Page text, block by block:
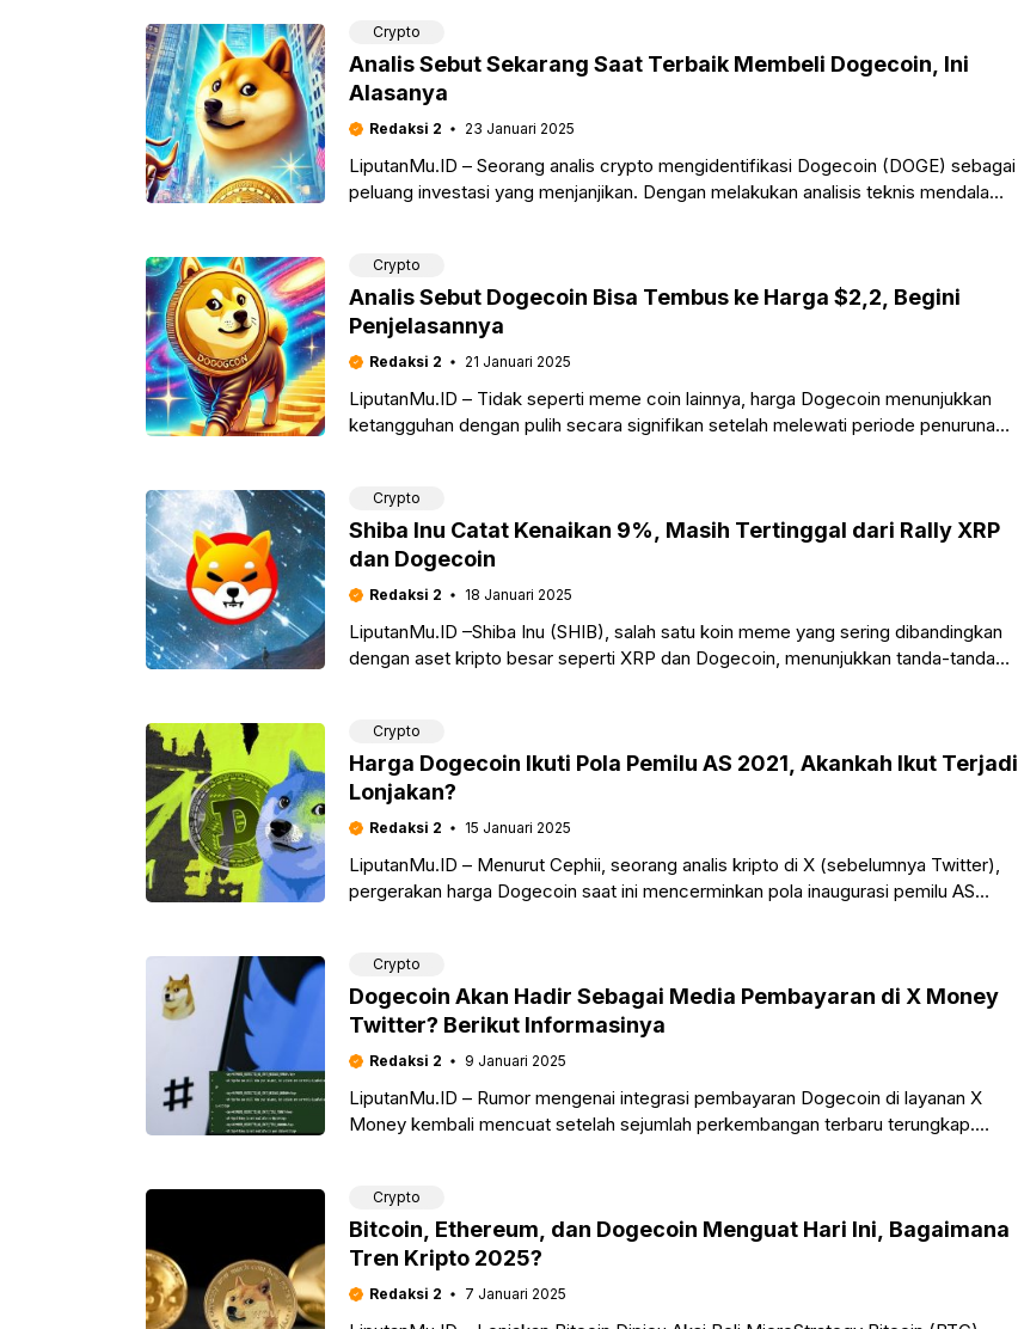
Crypto
Analis Sebut Sekarang Saat Terbaik Membeli Dogecoin, Ini
Alasanya
Redaksi 2 23 Januari 2025
LiputanMu.ID – Seorang analis crypto mengidentifikasi Dogecoin (DOGE) sebagai
peluang investasi yang menjanjikan. Dengan melakukan analisis teknis mendalam,
Crypto
Analis Sebut Dogecoin Bisa Tembus ke Harga $2,2, Begini
Penjelasannya
Redaksi 2 21 Januari 2025
LiputanMu.ID – Tidak seperti meme coin lainnya, harga Dogecoin menunjukkan
ketangguhan dengan pulih secara signifikan setelah melewati periode penurunan
Crypto
Shiba Inu Catat Kenaikan 9%, Masih Tertinggal dari Rally XRP
dan Dogecoin
Redaksi 2 18 Januari 2025
LiputanMu.ID –Shiba Inu (SHIB), salah satu koin meme yang sering dibandingkan
dengan aset kripto besar seperti XRP dan Dogecoin, menunjukkan tanda-tanda
Crypto
Harga Dogecoin Ikuti Pola Pemilu AS 2021, Akankah Ikut Terjadi
Lonjakan?
Redaksi 2 15 Januari 2025
LiputanMu.ID – Menurut Cephii, seorang analis kripto di X (sebelumnya Twitter),
pergerakan harga Dogecoin saat ini mencerminkan pola inaugurasi pemilu AS
Crypto
Dogecoin Akan Hadir Sebagai Media Pembayaran di X Money
Twitter? Berikut Informasinya
Redaksi 2 9 Januari 2025
LiputanMu.ID – Rumor mengenai integrasi pembayaran Dogecoin di layanan X
Money kembali mencuat setelah sejumlah perkembangan terbaru terungkap.
Crypto
Bitcoin, Ethereum, dan Dogecoin Menguat Hari Ini, Bagaimana
Tren Kripto 2025?
Redaksi 2 7 Januari 2025